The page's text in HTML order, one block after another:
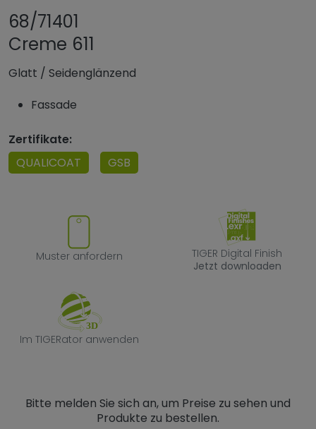
68/71401
Creme 611
Glatt / Seidenglänzend
Fassade
Zertifikate:
QUALICOAT
GSB
Muster anfordern
Muster anfordern
TIGER Digital
TIGER Digital Finish
Jetzt downloaden
Im TIGERator anwenden
Im TIGERator anwenden
Bitte melden Sie sich an, um Preise zu sehen und
Produkte zu bestellen.